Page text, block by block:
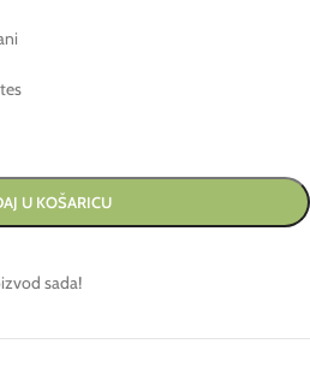
U KOŠARICU
sada!